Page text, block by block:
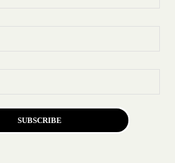
SUBSCRIBE